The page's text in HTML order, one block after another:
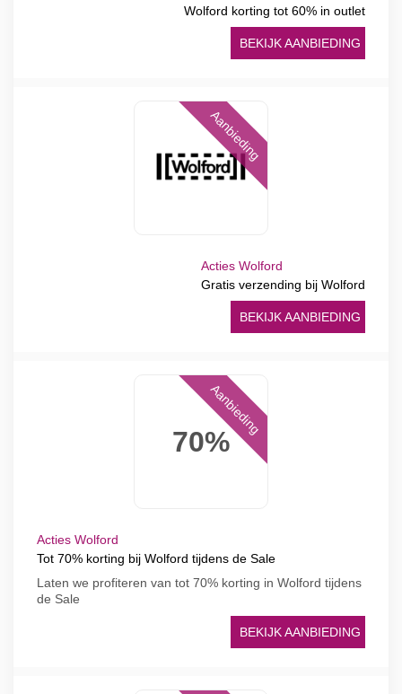
Wolford korting tot 60% in outlet
BEKIJK AANBIEDING
Aanbieding
Acties Wolford
Gratis verzending bij Wolford
BEKIJK AANBIEDING
70%
Aanbieding
Acties Wolford
Tot 70% korting bij Wolford tijdens de Sale
Laten we profiteren van tot 70% korting in Wolford tijdens
de Sale
BEKIJK AANBIEDING